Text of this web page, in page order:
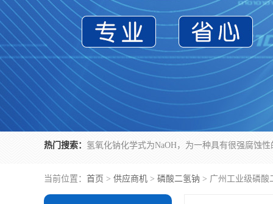
热门搜索：
当前位置： 首页 > 供应商机 > 磷酸二氢钠 > 广州工业级磷酸